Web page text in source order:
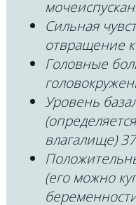
Сильная
отвращение
Головные
Уровень
влагалище)
(его можно